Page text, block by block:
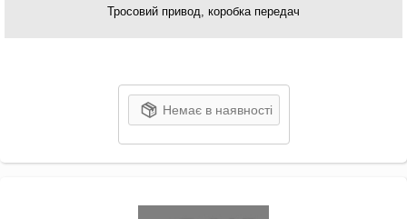
Тросовий привод, коробка передач
Немає в наявності